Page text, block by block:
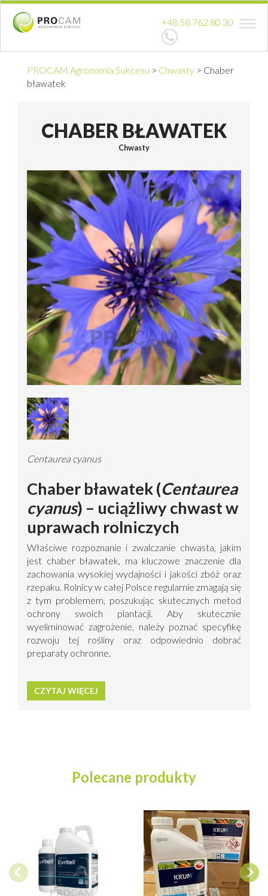
+48 58 762 80 30
PROCAM Agronomia Sukcesu > Chwasty > Chaber
bławatek
CHABER BŁAWATEK
Chwasty
Centaurea cyanus
Chaber bławatek (Centaurea
cyanus) – uciążliwy chwast w
uprawach rolniczych
Właściwe rozpoznanie i zwalczanie chwasta, jakim
jest chaber bławatek, ma kluczowe znaczenie dla
zachowania wysokiej wydajności i jakości zbóż oraz
rzepaku. Rolnicy w całej Polsce regularnie zmagają się
z tym problemem, poszukując skutecznych metod
ochrony swoich plantacji. Aby skutecznie
wyeliminować zagrożenie, należy poznać specyfikę
rozwoju tej rośliny oraz odpowiednio dobrać
preparaty ochronne.
CZYTAJ WIĘCEJ
Polecane produkty